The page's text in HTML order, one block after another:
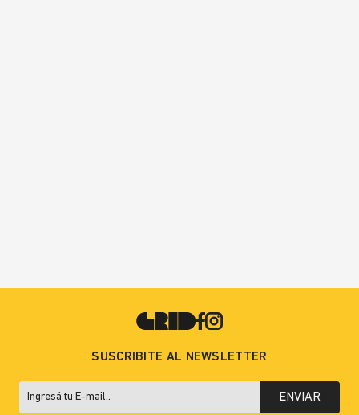
SUSCRIBITE AL NEWSLETTER
ENVIAR